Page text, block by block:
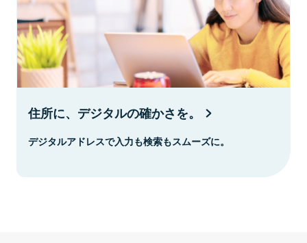
住所に、デジタルの確かさを。
デジタルアドレスで入力も検索もスムーズに。